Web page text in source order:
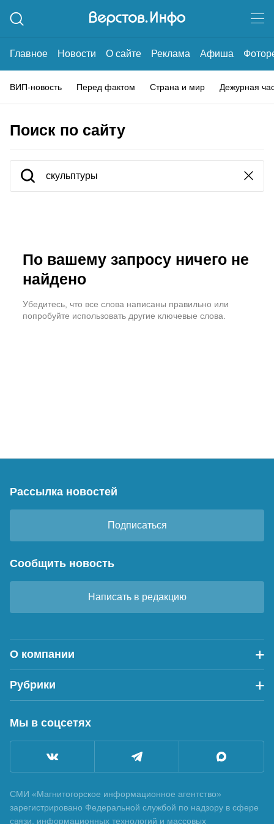
Главное Новости О сайте Реклама Афиша
ВИП-новость Перед фактом Страна и мир Дежурная
Поиск по сайту
По вашему запросу ничего не
найдено
Убедитесь, что все слова написаны правильно или
попробуйте использовать другие ключевые слова.
Рассылка новостей
Подписаться
Сообщить новость
Написать в редакцию
О компании
Рубрики
Мы в соцсетях
СМИ «Магнитогорское информационное агентство»
зарегистрировано Федеральной службой по надзору в сфере
связи, информационных технологий и массовых